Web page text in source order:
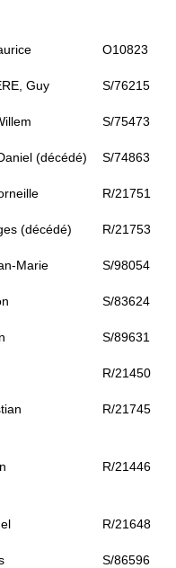
O10823
Guy S/76215
S/75473
(décédé) S/74863
R/21751
(décédé) R/21753
Marie S/98054
S/83624
S/89631
R/21450
R/21745
R/21446
R/21648
S/86596